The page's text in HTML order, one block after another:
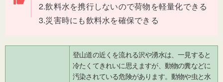
2.飲料水を携行しないので荷物を軽量化できる
3.災害時にも飲料水を確保できる
登山道の近くを流れる沢や湧水は、一見すると
冷たくてきれいに思えますが、動物の糞などに
汚染されている危険があります。動物や虫と水